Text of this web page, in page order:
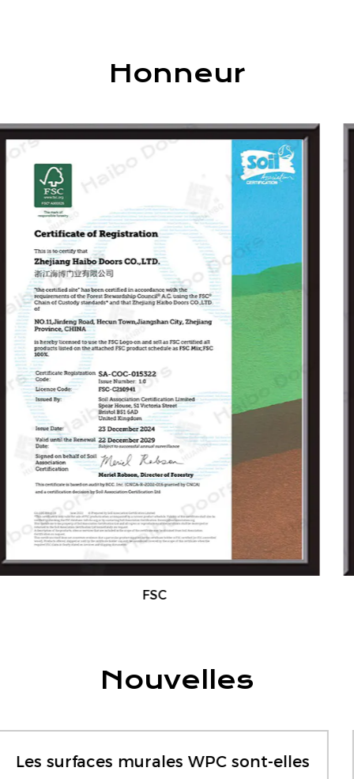
décoratifs en placage en bois. Nos produits sont
largement utilisés dans les maisons, les villas, les
de loisirs.
En tant que l'une des unités de rédaction de la
norme de l'industrie de la «porte en bois
intérieure», Haibo poursuit l'innovation et
l'excellence. Guidé par les principes de la «qualité
d'abord, le développement axé sur l'intégrité»,
nous visons à construire une marque de
confiance avec des technologies avancées, des
produits supérieurs, une gestion moderne et un
service attentif.
Nos produits sont certifiés par les normes ISO, UE
CE et Sabre, et nous offrons une personnalisation
complète en fonction des besoins des clients.
Nous accueillons des partenaires mondiaux et
des distributeurs pour collaborer avec nous. Nos
produits sont exportés vers le Moyen-Orient,
l'Europe, l'Asie du Sud-Est, les Amériques et au-
discuter de la coopération et à poursuivre le
Honneur
Nouvelles
Une porte en PVC est-elle